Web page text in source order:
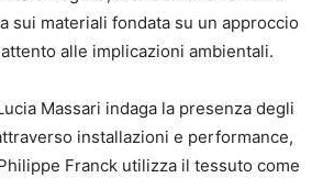
sui materiali fondata su un approccio
alle implicazioni ambientali.
Massari indaga la presenza degli
installazioni e performance,
Franck utilizza il tessuto come